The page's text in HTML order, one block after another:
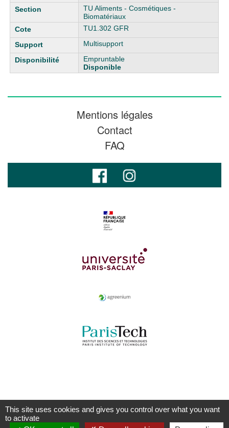
TU Aliments - Cosmétiques -
Biomatériaux
TU1.302 GFR
Multisupport
Empruntable
Disponible
Mentions légales
Contact
FAQ
This site uses cookies and gives you control over what you want
to activate